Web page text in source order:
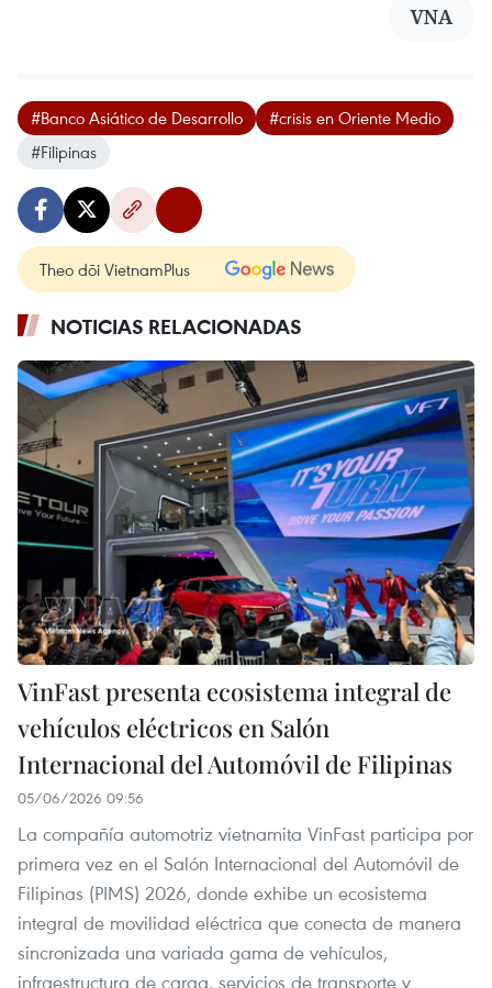
VNA
#Banco Asiático de Desarrollo
#crisis en Oriente Medio
#Filipinas
Theo dõi VietnamPlus
NOTICIAS RELACIONADAS
VinFast presenta ecosistema integral de
vehículos eléctricos en Salón
Internacional del Automóvil de Filipinas
05/06/2026 09:56
La compañía automotriz vietnamita VinFast participa por
primera vez en el Salón Internacional del Automóvil de
Filipinas (PIMS) 2026, donde exhibe un ecosistema
integral de movilidad eléctrica que conecta de manera
sincronizada una variada gama de vehículos,
infraestructura de carga, servicios de transporte y